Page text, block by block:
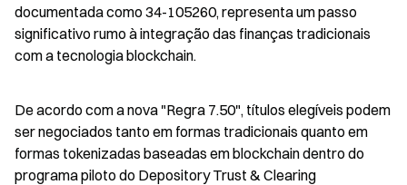
documentada como 34-105260, representa um passo
significativo rumo à integração das finanças tradicionais
com a tecnologia blockchain.
De acordo com a nova "Regra 7.50", títulos elegíveis podem
ser negociados tanto em formas tradicionais quanto em
formas tokenizadas baseadas em blockchain dentro do
programa piloto do Depository Trust & Clearing